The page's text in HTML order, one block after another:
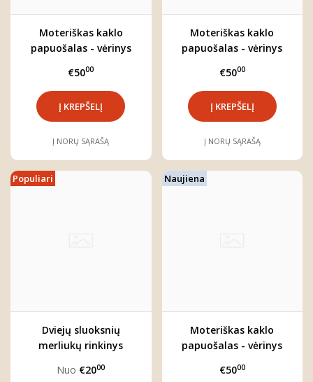
Moteriškas kaklo
papuošalas - vėrinys
€5000
Į NORŲ SĄRAŠĄ
Moteriškas kaklo
papuošalas - vėrinys
€5000
Į NORŲ SĄRAŠĄ
Populiari
Dviejų sluoksnių
merliukų rinkinys
Nuo €2000
Naujiena
Moteriškas kaklo
papuošalas - vėrinys
€5000